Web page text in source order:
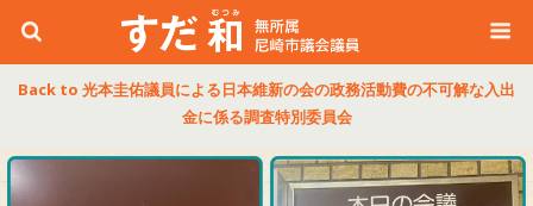
Back to 光本圭佑議員による日本維新の会の政務活動費の不可解な入出
金に係る調査特別委員会